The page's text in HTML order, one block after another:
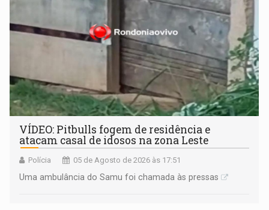
VÍDEO: Pitbulls fogem de residência e
atacam casal de idosos na zona Leste
Polícia 05 de Agosto de 2026 às 17:51
Uma ambulância do Samu foi chamada às pressas